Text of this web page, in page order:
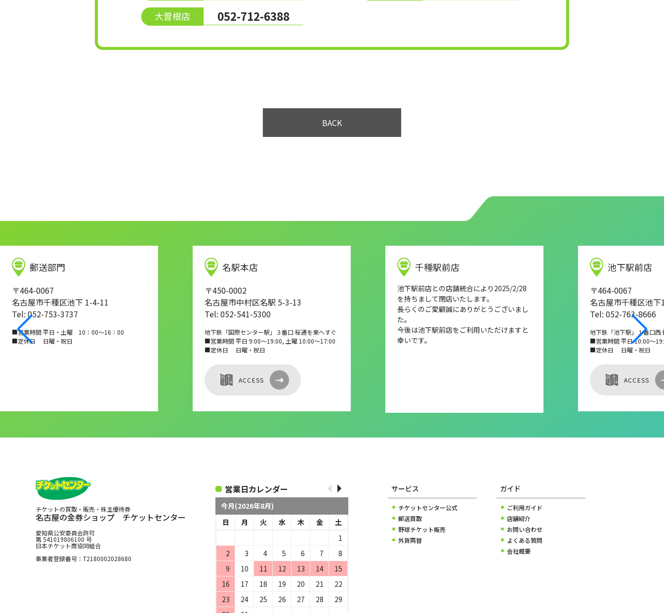
大曽根店 052-712-6388
BACK
郵送部門
〒464-0067
名古屋市千種区池下 1-4-11
Tel: 052-753-3737
■営業時間 平日・土曜 10：00～16：00
■定休日 日曜・祝日
名駅本店
〒450-0002
名古屋市中村区名駅 5-3-13
Tel: 052-541-5300
地下鉄「国際センター駅」３番口 桜通を東へすぐ
■営業時間 平日 9:00～19:00, 土曜 10:00～17:00
■定休日 日曜・祝日
ACCESS
千種駅前店
池下駅前店との店舗統合により2025/2/28
を持ちまして閉店いたします。
長らくのご愛顧誠にありがとうございまし
た。
今後は池下駅前店をご利用いただけますと
幸いです。
池下駅前店
〒464-0067
名古屋市千種区池
Tel: 052-763-8666
地下鉄「池下駅」１番口西
■営業時間 平日 10:00～
■定休日 日曜・祝日
ACCESS
チケットの買取・販売・株主優待券
名古屋の金券ショップ チケットセンター
愛知県公安委員会許可
第 541019806100 号
日本チケット商協同組合
事業者登録番号：T2180002028680
営業日カレンダー
今月(2026年8月)
日
月 火 水 木 金
土
1
2
3 4 5 6 7
8
9
10 11 12 13 14
15
16
17 18 19 20 21
22
23
24 25 26 27 28
29
サービス
チケットセンター公式
郵送買取
野球チケット販売
外貨両替
ガイド
ご利用ガイド
店舗紹介
お問い合わせ
よくある質問
会社概要